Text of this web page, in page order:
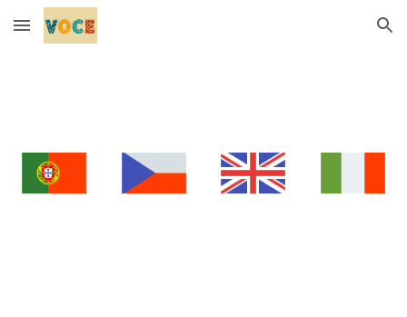
Skip to main content Skip to navigation